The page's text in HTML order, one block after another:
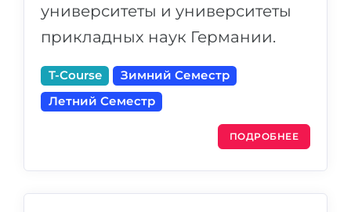
университеты и университеты
прикладных наук Германии.
T-Course
Зимний Семестр
Летний Семестр
ПОДРОБНЕЕ